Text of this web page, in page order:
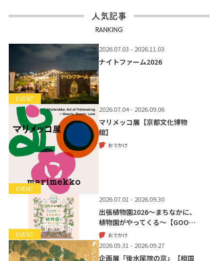
人気記事
RANKING
EVENT
2026.07.03 - 2026.11.03
ナイトファーム2026
EVENT
2026.07.04 - 2026.09.06
マリメッコ展【京都文化博物
館】
おでかけ
EVENT
2026.07.01 - 2026.09.30
出張植物園2026～まちなかに、
植物園がやってくる～【GOO…
おでかけ
2026.05.31 - 2026.09.27
企画展「後水尾院の京」【相国